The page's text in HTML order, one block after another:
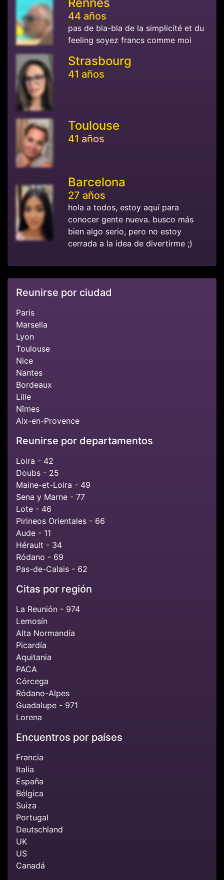
44 años
pas de bla-bla de la simplicité et du
feeling soyez francs comme moi
Strasbourg
41 años
Toulouse
41 años
Barcelona
27 años
hola a todos, estoy aquí para
conocer gente nueva. busco más
bien algo serio, pero no estoy
cerrada a la idea de divertirme ;)
Reunirse por ciudad
Paris
Marsella
Lyon
Toulouse
Nice
Nantes
Bordeaux
Lille
Nîmes
Aix-en-Provence
Reunirse por departamentos
Loira - 42
Doubs - 25
Maine-et-Loira - 49
Sena y Marne - 77
Lote - 46
Pirineos Orientales - 66
Aude - 11
Hérault - 34
Ródano - 69
Pas-de-Calais - 62
Citas por región
La Reunión - 974
Lemosín
Alta Normandía
Picardía
Aquitania
PACA
Córcega
Ródano-Alpes
Guadalupe - 971
Lorena
Encuentros por países
Francia
Italia
España
Bélgica
Suiza
Portugal
Deutschland
UK
US
Canadá